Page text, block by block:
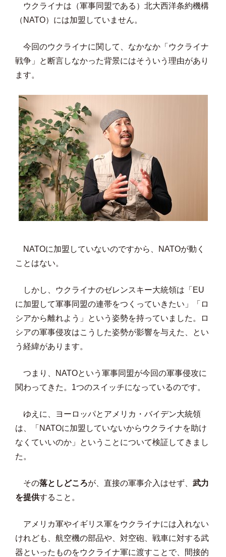
ウクライナは（軍事同盟である）北大西洋条約機構
（NATO）には加盟していません。
今回のウクライナに関して、なかなか「ウクライナ
戦争」と断言しなかった背景にはそういう理由があり
ます。
NATOに加盟していないのですから、NATOが動く
ことはない。
しかし、ウクライナのゼレンスキー大統領は「EU
に加盟して軍事同盟の連帯をつくっていきたい」「ロ
シアから離れよう」という姿勢を持っていました。ロ
シアの軍事侵攻はこうした姿勢が影響を与えた、とい
う経緯があります。
つまり、NATOという軍事同盟が今回の軍事侵攻に
関わってきた。1つのスイッチになっているのです。
ゆえに、ヨーロッパとアメリカ・バイデン大統領
は、「NATOに加盟していないからウクライナを助け
なくていいのか」ということについて検証してきまし
た。
その落としどころが、直接の軍事介入はせず、 武力
を提供すること。
アメリカ軍やイギリス軍をウクライナには入れない
けれども、航空機の部品や、対空砲、戦車に対する武
器といったものをウクライナ軍に渡すことで、間接的